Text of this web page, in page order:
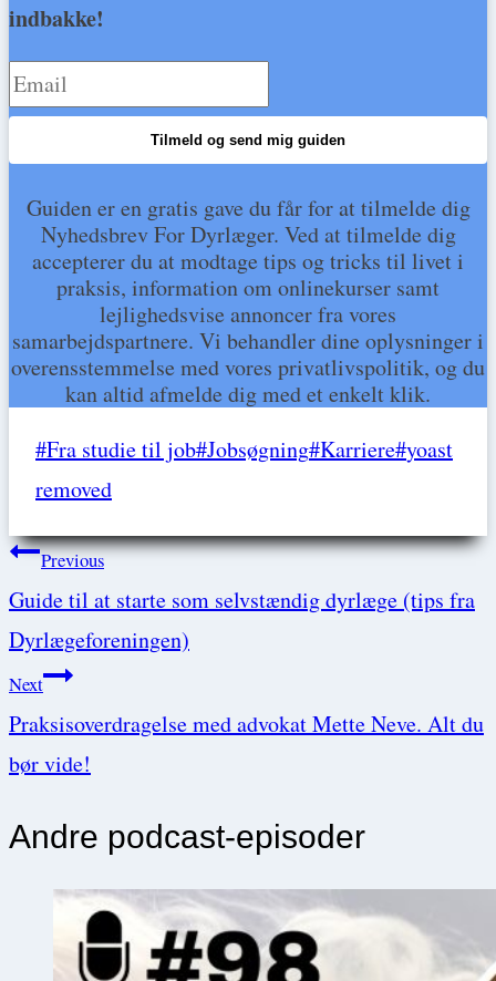
indbakke!
Tilmeld og send mig guiden
Guiden er en gratis gave du får for at tilmelde dig
Nyhedsbrev For Dyrlæger. Ved at tilmelde dig
accepterer du at modtage tips og tricks til livet i
praksis, information om onlinekurser samt
lejlighedsvise annoncer fra vores
samarbejdspartnere. Vi behandler dine oplysninger i
overensstemmelse med vores privatlivspolitik, og du
kan altid afmelde dig med et enkelt klik.
Post
Tags:
#Fra studie til job#Jobsøgning#Karriere#yoast
removed
Post
navigation
Previous
Guide til at starte som selvstændig dyrlæge (tips fra
Dyrlægeforeningen)
Next
Praksisoverdragelse med advokat Mette Neve. Alt du
bør vide!
Andre podcast-episoder